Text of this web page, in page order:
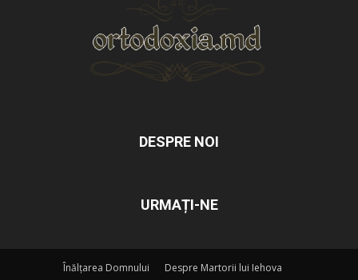
DESPRE NOI
URMAȚI-NE
Înălțarea Domnului
Despre Martorii lui Iehova